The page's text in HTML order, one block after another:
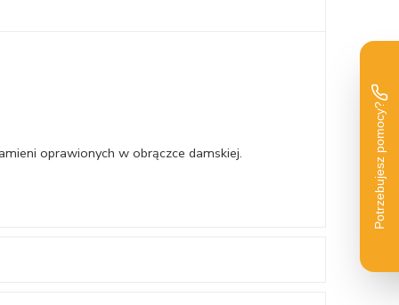
oprawionych w obrączce damskiej.